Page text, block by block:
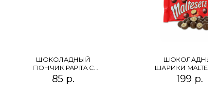
ШОКОЛАДНЫЙ
ПОНЧИК PAPITA С
БАНАНОМ
85 р.
ШОКОЛАДНЫЕ
ШАРИКИ
199 р.